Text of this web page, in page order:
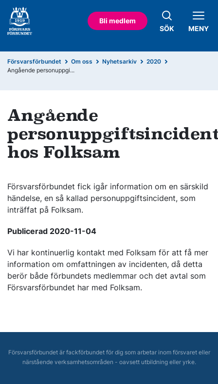
Bli medlem
SÖK
MENY
Försvarsförbundet Om oss Nyhetsarkiv
2020
Angående personuppgi...
Angående
hos Folksam
Försvarsförbundet fick igår information om en särskild
händelse, en så kallad personuppgiftsincident, som
inträffat på Folksam.
Publicerad 2020-11-04
Vi har kontinuerlig kontakt med Folksam för att få mer
information om omfattningen av incidenten, då detta
berör både förbundets medlemmar och det avtal som
Försvarsförbundet har med Folksam.
Försvarsförbundet är fackförbundet för dig som arbetar inom försvaret eller
närstående verksamhetsområden - oavsett utbildning eller yrke.